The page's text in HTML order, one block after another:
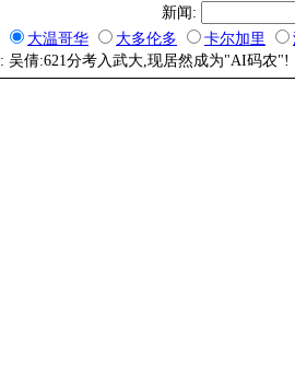
新闻:
大温哥华 大多伦多 卡尔加里
: 吴倩:621分考入武大,现居然成为"AI码农